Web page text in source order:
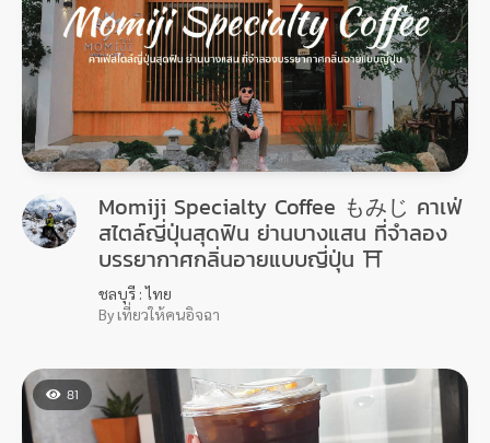
Momiji Specialty Coffee もみじ คาเฟ่
สไตล์ญี่ปุ่นสุดฟิน ย่านบางแสน ที่จำลอง
บรรยากาศกลิ่นอายแบบญี่ปุ่น ⛩
ชลบุรี : ไทย
By เที่ยวให้คนอิจฉา
81